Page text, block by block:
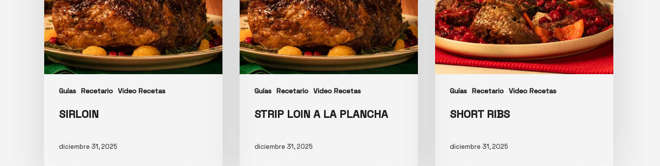
Guías Recetario Video Recetas
SIRLOIN
diciembre 31, 2025
Guías Recetario Video Recetas
STRIP LOIN A LA PLANCHA
diciembre 31, 2025
Guías Recetario Video Recetas
SHORT RIBS
diciembre 31, 2025